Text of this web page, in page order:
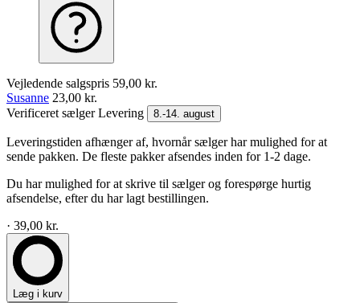
Vejledende salgspris 59,00 kr.
Susanne 23,00 kr.
Verificeret sælgerLevering 8.-14. august
Leveringstiden afhænger af, hvornår sælger har mulighed for at
sende pakken. De fleste pakker afsendes inden for 1-2 dage.
Du har mulighed for at skrive til sælger og forespørge hurtig
afsendelse, efter du har lagt bestillingen.
· 39,00 kr.
Læg i kurv